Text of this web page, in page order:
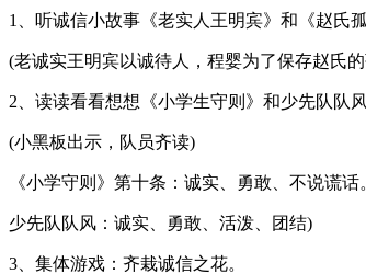
1、听诚信小故事《老实人王明宾》和《赵氏
(老诚实王明宾以诚待人，程婴为了保存赵氏
2、读读看看想想《小学生守则》和少先队队
(小黑板出示，队员齐读)
《小学守则》第十条：诚实、勇敢、不说谎话
少先队队风：诚实、勇敢、活泼、团结)
3、集体游戏：齐栽诚信之花。